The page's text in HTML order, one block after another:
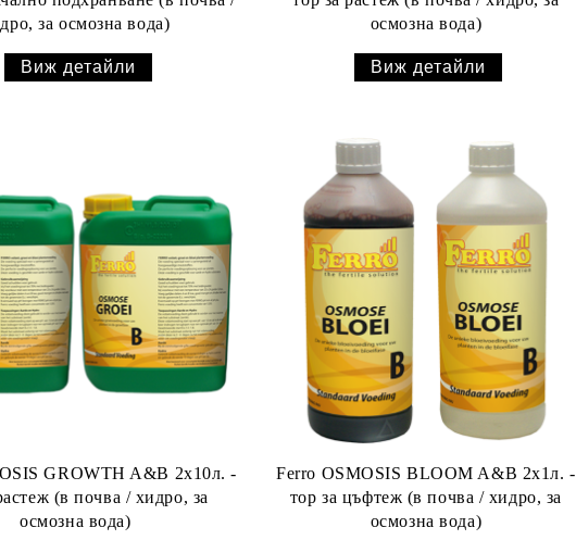
за осмозна вода)
Виж детайли
осмозна вода)
Виж детайли
GROWTH A&B 2x10л. -
(в почва / хидро, за
осмозна вода)
Ferro OSMOSIS BLOOM A&B 2x1л. -
тор за цъфтеж (в почва / хидро, за
осмозна вода)